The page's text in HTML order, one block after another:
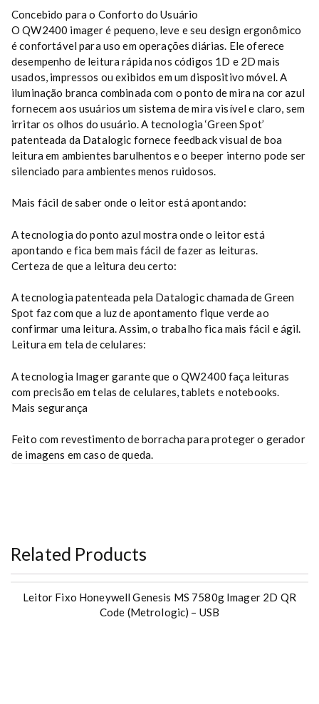
Concebido para o Conforto do Usuário
O QW2400 imager é pequeno, leve e seu design ergonômico
é confortável para uso em operações diárias. Ele oferece
desempenho de leitura rápida nos códigos 1D e 2D mais
usados, impressos ou exibidos em um dispositivo móvel. A
iluminação branca combinada com o ponto de mira na cor azul
fornecem aos usuários um sistema de mira visível e claro, sem
irritar os olhos do usuário. A tecnologia ‘Green Spot’
patenteada da Datalogic fornece feedback visual de boa
leitura em ambientes barulhentos e o beeper interno pode ser
silenciado para ambientes menos ruidosos.
Mais fácil de saber onde o leitor está apontando:
A tecnologia do ponto azul mostra onde o leitor está
apontando e fica bem mais fácil de fazer as leituras.
Certeza de que a leitura deu certo:
A tecnologia patenteada pela Datalogic chamada de Green
Spot faz com que a luz de apontamento fique verde ao
confirmar uma leitura. Assim, o trabalho fica mais fácil e ágil.
Leitura em tela de celulares:
A tecnologia Imager garante que o QW2400 faça leituras
com precisão em telas de celulares, tablets e notebooks.
Mais segurança
Feito com revestimento de borracha para proteger o gerador
de imagens em caso de queda.
Related Products
Leitor Fixo Honeywell Genesis MS 7580g Imager 2D QR
Code (Metrologic) – USB